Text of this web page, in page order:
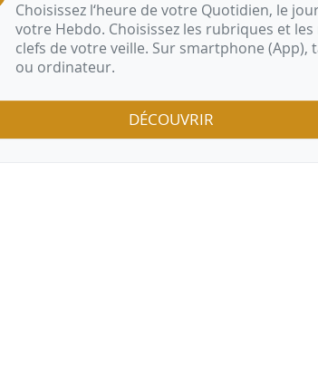
Choisissez l‘heure de votre Quotidien, le
votre Hebdo. Choisissez les rubriques et les
clefs de votre veille. Sur smartphone (App),
ou ordinateur.
DÉCOUVRIR